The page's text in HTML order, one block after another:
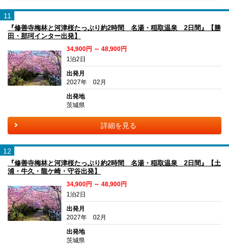
11
『修善寺梅林と河津桜たっぷり約2時間 名湯・稲取温泉 2日間』【勝
田・那珂インター出発】
34,900円 ～ 48,900円
1泊2日
出発月
2027年 02月
出発地
茨城県
詳細を見る
12
『修善寺梅林と河津桜たっぷり約2時間 名湯・稲取温泉 2日間』【土
浦・牛久・龍ケ崎・守谷出発】
34,900円 ～ 48,900円
1泊2日
出発月
2027年 02月
出発地
茨城県